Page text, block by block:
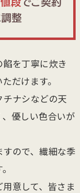
を丁寧に炊き
だけます。
ナシなどの天
優しい色合いが
ので、繊細な季
意して、皆さま